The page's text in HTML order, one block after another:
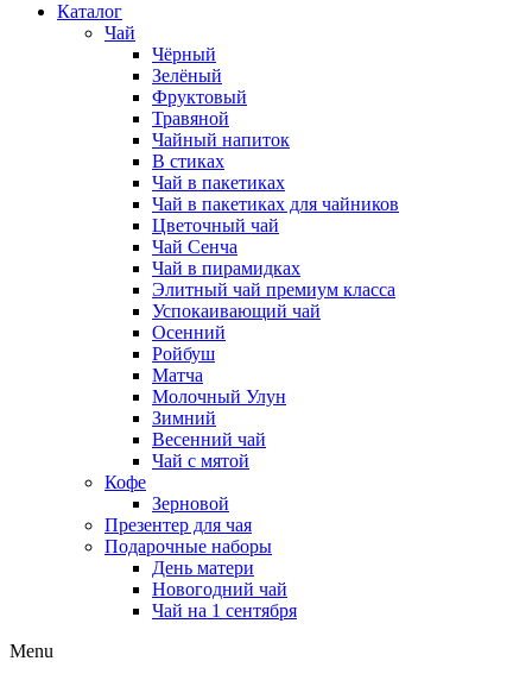
Каталог
Чай
Чёрный
Зелёный
Фруктовый
Травяной
Чайный напиток
В стиках
Чай в пакетиках
Чай в пакетиках для чайников
Цветочный чай
Чай Сенча
Чай в пирамидках
Элитный чай премиум класса
Успокаивающий чай
Осенний
Ройбуш
Матча
Молочный Улун
Зимний
Весенний чай
Чай с мятой
Кофе
Зерновой
Презентер для чая
Подарочные наборы
День матери
Новогодний чай
Чай на 1 сентября
Menu